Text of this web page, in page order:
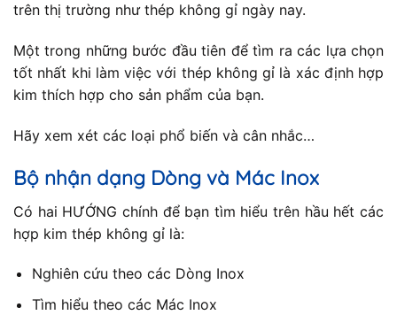
trên thị trường như thép không gỉ ngày nay.
Một trong những bước đầu tiên để tìm ra các lựa chọn
tốt nhất khi làm việc với thép không gỉ là xác định hợp
kim thích hợp cho sản phẩm của bạn.
Hãy xem xét các loại phổ biến và cân nhắc…
Bộ nhận dạng Dòng và Mác Inox
Có hai HƯỚNG chính để bạn tìm hiểu trên hầu hết các
hợp kim thép không gỉ là:
Nghiên cứu theo các Dòng Inox
Tìm hiểu theo các Mác Inox